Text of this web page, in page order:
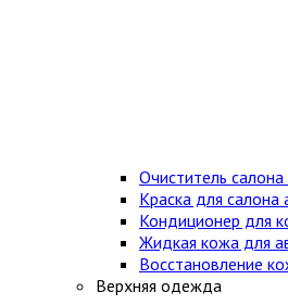
Очиститель
Краска для салона
Кондиционер для
Жидкая кожа для
Восстановление
Верхняя одежда